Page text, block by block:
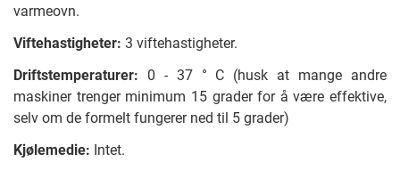
varmeovn.
Viftehastigheter: 3 viftehastigheter.
Driftstemperaturer: 0 - 37 ° C (husk at mange andre
maskiner trenger minimum 15 grader for å være effektive,
selv om de formelt fungerer ned til 5 grader)
Kjølemedie: Intet.